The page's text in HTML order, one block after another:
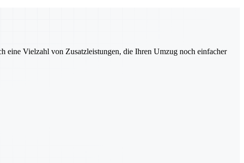
eine Vielzahl von Zusatzleistungen, die Ihren Umzug noch einfacher